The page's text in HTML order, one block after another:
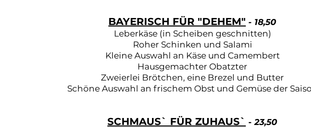
BAYERISCH FÜR "DEHEM" - 18,50
Leberkäse (in Scheiben geschnitten)
Roher Schinken und Salami
Kleine Auswahl an Käse und Camembert
Hausgemachter Obatzter
Zweierlei Brötchen, eine Brezel und Butter
Schöne Auswahl an frischem Obst und Gemüse der
SCHMAUS` FÜR ZUHAUS` -23,50